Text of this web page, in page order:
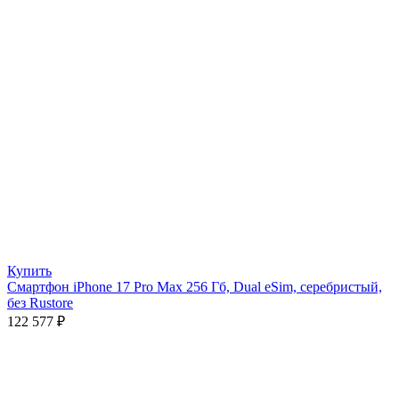
Купить
Смартфон iPhone 17 Pro Max 256 Гб, Dual eSim, серебристый,
без Rustore
122 577 ₽